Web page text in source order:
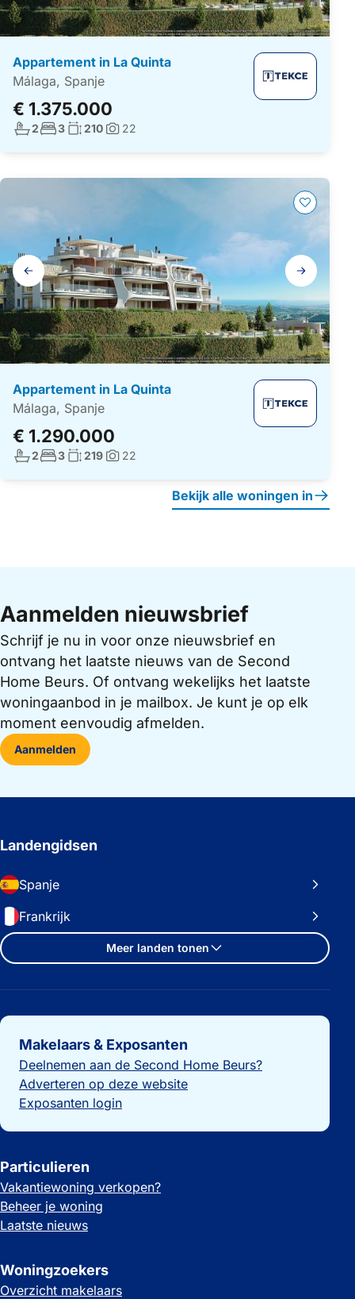
Appartement in La Quinta
Málaga, Spanje
€ 1.375.000
Aantal badkamers:
2Aantal slaapkamers:
3Woonoppervlakte:
210Foto's:
22
Galerij
navigatie
Appartement in La Quinta
Málaga, Spanje
€ 1.290.000
Aantal badkamers:
2Aantal slaapkamers:
3Woonoppervlakte:
219 Foto's:
22
Bekijk alle woningen in
Aanmelden nieuwsbrief
Schrijf je nu in voor onze nieuwsbrief en
ontvang het laatste nieuws van de Second
Home Beurs. Of ontvang wekelijks het laatste
woningaanbod in je mailbox. Je kunt je op elk
moment eenvoudig afmelden.
Aanmelden
Landengidsen
Spanje
Frankrijk
Meer landen tonen
Belangrijke links
Makelaars & Exposanten
Deelnemen aan de Second Home Beurs?
Adverteren op deze website
Exposanten login
Particulieren
Vakantiewoning verkopen?
Beheer je woning
Laatste nieuws
Woningzoekers
Overzicht makelaars